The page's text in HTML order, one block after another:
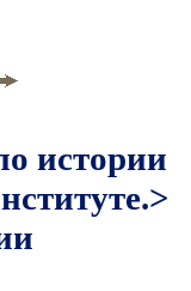
истории